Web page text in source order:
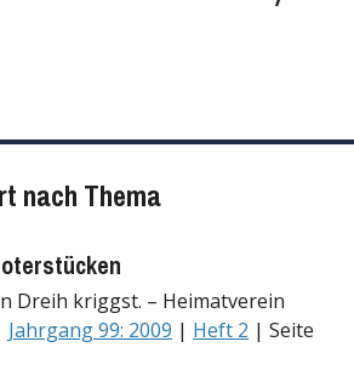
nach Thema
Dreih kriggst. – Heimatverein
Jahrgang 99: 2009 | Heft 2 | Seite